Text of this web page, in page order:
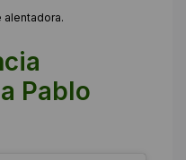
alentadora.
Pablo